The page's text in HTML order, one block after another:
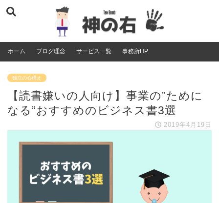
ホーム ブログ理念 サービス一覧 事務所HP
独立の心構え
【読書嫌いの人向け】事業の”ために
なる”おすすめのビジネス書3選
2019年4月19日